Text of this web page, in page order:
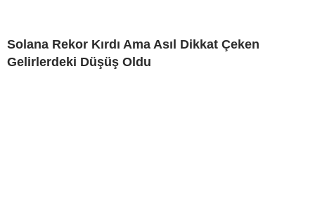
Solana Rekor Kırdı Ama Asıl Dikkat Çeken
Gelirlerdeki Düşüş Oldu